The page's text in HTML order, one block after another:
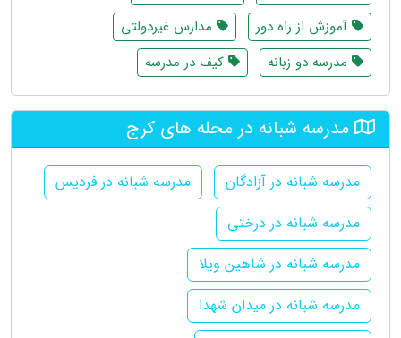
آموزش از راه دور
مدارس غیردولتی
مدرسه دو زبانه
کیف در مدرسه
مدرسه شبانه در محله های کرج
مدرسه شبانه در آزادگان
مدرسه شبانه در فردیس
مدرسه شبانه در درختی
مدرسه شبانه در شاهین ویلا
مدرسه شبانه در میدان شهدا